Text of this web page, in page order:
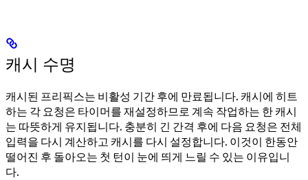
캐시 수명
캐시된 프리픽스는 비활성 기간 후에 만료됩니다. 캐시에 히트
하는 각 요청은 타이머를 재설정하므로 계속 작업하는 한 캐시
는 따뜻하게 유지됩니다. 충분히 긴 간격 후에 다음 요청은 전체
입력을 다시 계산하고 캐시를 다시 설정합니다. 이것이 한동안
떨어진 후 돌아오는 첫 턴이 눈에 띄게 느릴 수 있는 이유입니
다.